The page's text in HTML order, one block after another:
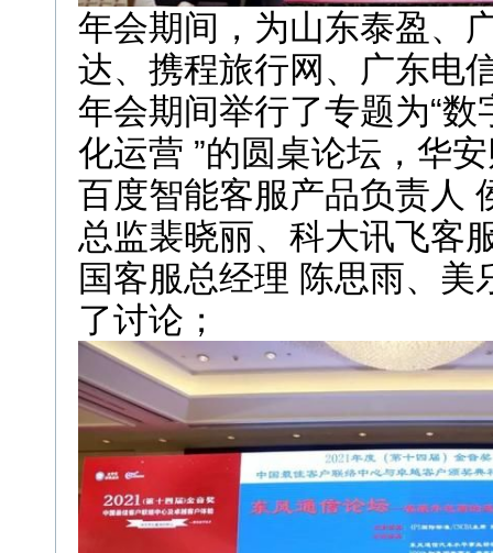
年会期间，为山东泰盈、
达、携程旅行网、广东电
年会期间举行了专题为“
化运营 ”的圆桌论坛，华
百度智能客服产品负责人
总监裴晓丽、科大讯飞客
国客服总经理 陈思雨、
了讨论；